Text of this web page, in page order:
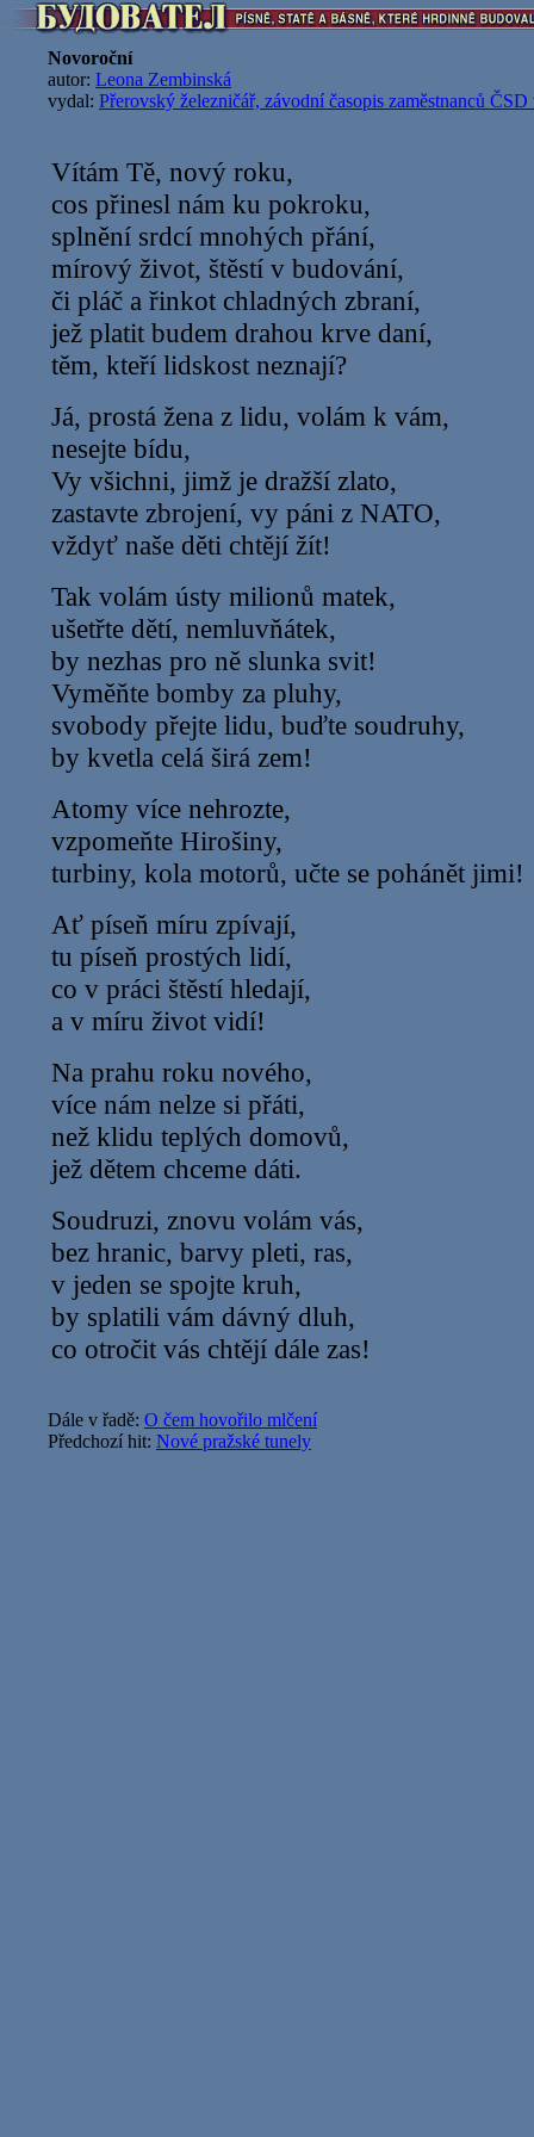
Novoroční
autor: Leona Zembinská
vydal: Přerovský železničář, závodní časopis zaměstnanců
Vítám Tě, nový roku,
cos přinesl nám ku pokroku,
splnění srdcí mnohých přání,
mírový život, štěstí v budování,
či pláč a řinkot chladných zbraní,
jež platit budem drahou krve daní,
těm, kteří lidskost neznají?
Já, prostá žena z lidu, volám k vám,
nesejte bídu,
Vy všichni, jimž je dražší zlato,
zastavte zbrojení, vy páni z NATO,
vždyť naše děti chtějí žít!
Tak volám ústy milionů matek,
ušetřte dětí, nemluvňátek,
by nezhas pro ně slunka svit!
Vyměňte bomby za pluhy,
svobody přejte lidu, buďte soudruhy,
by kvetla celá širá zem!
Atomy více nehrozte,
vzpomeňte Hirošiny,
turbiny, kola motorů, učte se pohánět jimi!
Ať píseň míru zpívají,
tu píseň prostých lidí,
co v práci štěstí hledají,
a v míru život vidí!
Na prahu roku nového,
více nám nelze si přáti,
než klidu teplých domovů,
jež dětem chceme dáti.
Soudruzi, znovu volám vás,
bez hranic, barvy pleti, ras,
v jeden se spojte kruh,
by splatili vám dávný dluh,
co otročit vás chtějí dále zas!
Dále v řadě: O čem hovořilo mlčení
Předchozí hit: Nové pražské tunely